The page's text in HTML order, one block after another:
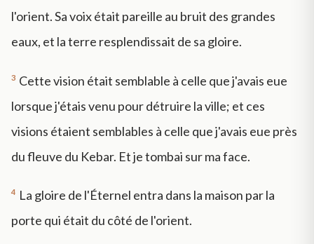
l'orient. Sa voix était pareille au bruit des grandes
eaux, et la terre resplendissait de sa gloire.
3 Cette vision était semblable à celle que j'avais eue
lorsque j'étais venu pour détruire la ville; et ces
visions étaient semblables à celle que j'avais eue près
du fleuve du Kebar. Et je tombai sur ma face.
4 La gloire de l'Éternel entra dans la maison par la
porte qui était du côté de l'orient.